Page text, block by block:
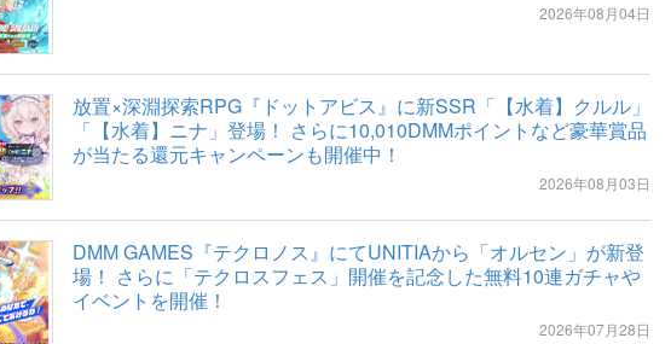
2026年08月04日
放置×深淵探索RPG『ドットアビス』に新SSR「【水着】クルル」
「【水着】ニナ」登場！ さらに10,010DMMポイントなど豪華賞品
が当たる還元キャンペーンも開催中！
2026年08月03日
DMM GAMES『テクロノス』にてUNITIAから「オルセン」が新登
場！ さらに「テクロスフェス」開催を記念した無料10連ガチャや
イベントを開催！
2026年07月28日